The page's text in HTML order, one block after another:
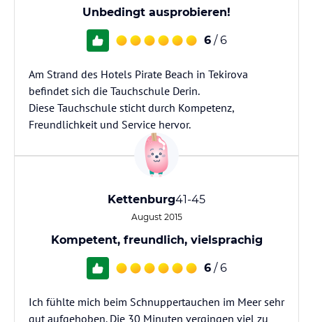
Unbedingt ausprobieren!
6 / 6
Am Strand des Hotels Pirate Beach in Tekirova
befindet sich die Tauchschule Derin.
Diese Tauchschule sticht durch Kompetenz,
Freundlichkeit und Service hervor.
Kettenburg41-45
August 2015
Kompetent, freundlich, vielsprachig
6 / 6
Ich fühlte mich beim Schnuppertauchen im Meer sehr
gut aufgehoben. Die 30 Minuten vergingen viel zu